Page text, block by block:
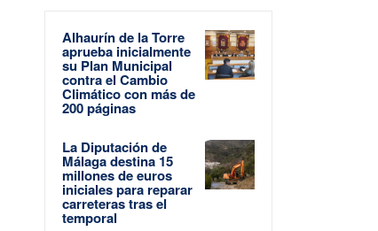
Alhaurín de la Torre
aprueba inicialmente
su Plan Municipal
contra el Cambio
Climático con más de
200 páginas
La Diputación de
Málaga destina 15
millones de euros
iniciales para reparar
carreteras tras el
temporal